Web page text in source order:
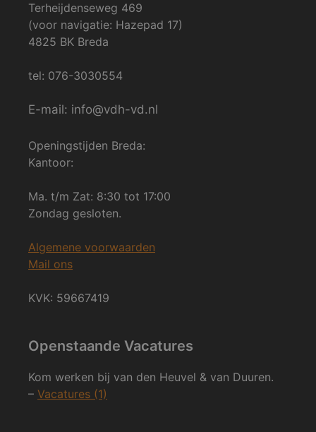
Terheijdenseweg 469
(voor navigatie: Hazepad 17)
4825 BK Breda
tel: 076-3030554
E-mail: info@vdh-vd.nl
Openingstijden Breda:
Kantoor:
Ma. t/m Zat: 8:30 tot 17:00
Zondag gesloten.
Algemene voorwaarden
Mail ons
KVK: 59667419
Openstaande Vacatures
Kom werken bij van den Heuvel & van Duuren.
– Vacatures (1)